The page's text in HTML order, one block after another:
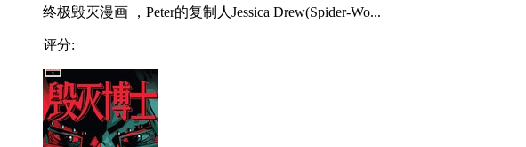
终极毁灭漫画 ，Peter的复制人Jessica Drew(Spider-Wo...
评分: